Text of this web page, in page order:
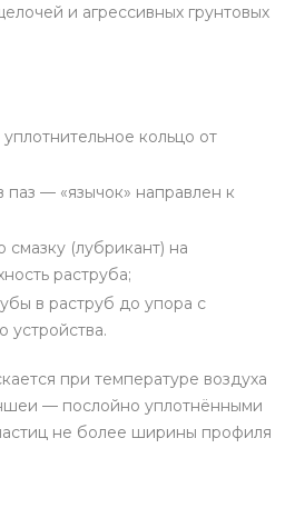
и агрессивных грунтовых
кольцо от
паз — «язычок» направлен к
(лубрикант) на
раструба;
в раструб до упора с
при температуре воздуха
— послойно уплотнёнными
не более ширины профиля